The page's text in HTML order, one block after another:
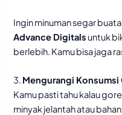
Ingin minuman segar
Advance Digitals untuk
berlebih. Kamu bisa jaga
3. Mengurangi Konsumsi
Kamu pasti tahu kalau
minyak jelantah atau